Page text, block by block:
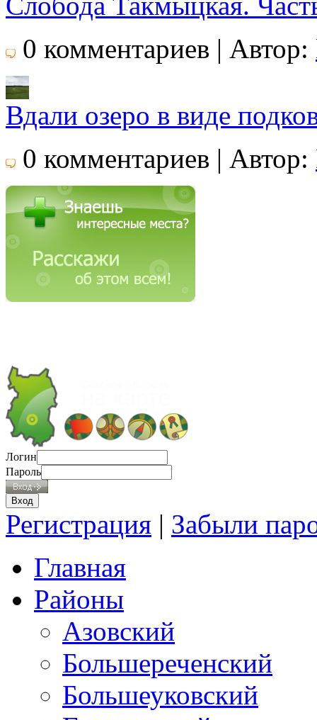
0 комментариев | Автор:
Вдали озеро в виде
0 комментариев | Автор:
Логин
Пароль
Регистрация | Забыли
Главная
Районы
Азовский
Большереченский
Большеуковский